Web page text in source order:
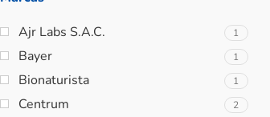
Ajr Labs S.A.C.
1
Bayer 1
Bionaturista 1
Centrum 2